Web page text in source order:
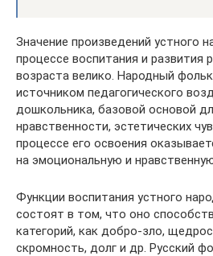
Значение произведений устного
процессе воспитания и развития
возраста велико. Народный
источником педагогического
дошкольника, базовой основой
нравственности, эстетических
процессе его освоения
на эмоциональную и
Функции воспитания устного
состоят в том, что оно
категорий, как добро-зло,
скромность, долг и др. Русский